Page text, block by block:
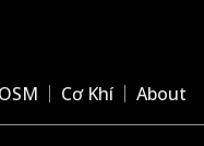
Cơ Khí About